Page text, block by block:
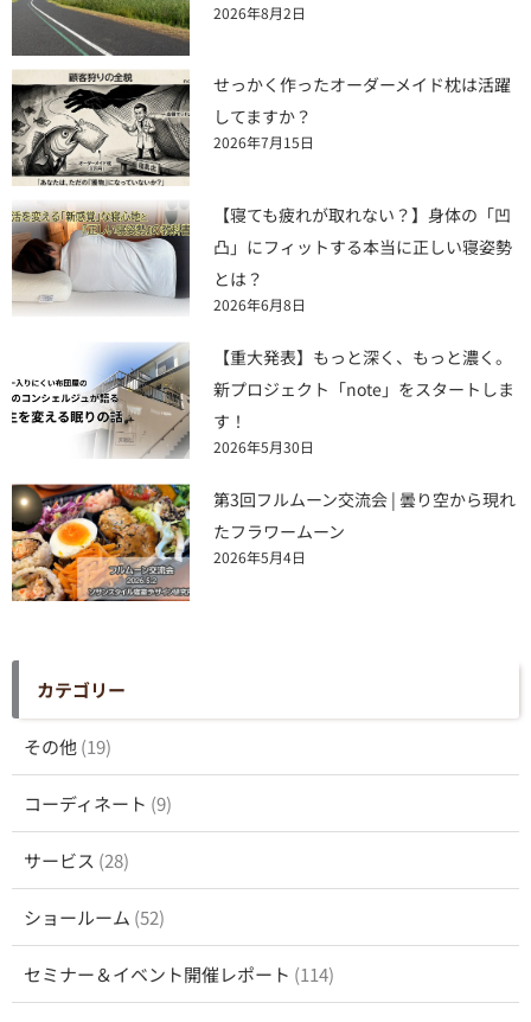
2026年8月2日
せっかく作ったオーダーメイド枕は活躍
してますか？
2026年7月15日
【寝ても疲れが取れない？】身体の「凹
凸」にフィットする本当に正しい寝姿勢
とは？
2026年6月8日
【重大発表】もっと深く、もっと濃く。
新プロジェクト「note」をスタートしま
す！
2026年5月30日
第3回フルムーン交流会 | 曇り空から現れ
たフラワームーン
2026年5月4日
カテゴリー
その他(19)
コーディネート (9)
サービス (28)
ショールーム (52)
セミナー＆イベント開催レポート (114)